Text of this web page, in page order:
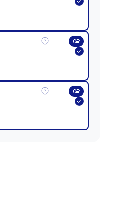
? 0₽
? 0₽